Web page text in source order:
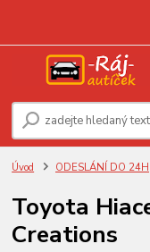
Úvod ODESLÁNÍ DO 24H
Toyota
Creations